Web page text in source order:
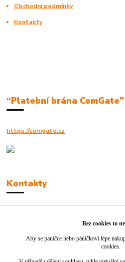
Obchodní podmínky
Kontakty
“Platební brána ComGate”
https://comgate.cz
Kontakty
info@jackie-shop.cz
Bez cookies to
Aby se paničce nebo páníčkovi lépe
cookies.